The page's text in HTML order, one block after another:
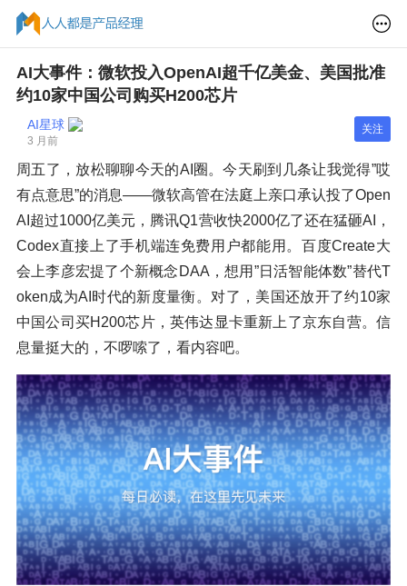
AI大事件：微软投入OpenAI超千亿美金、美国批准
约10家中国公司购买H200芯片
AI星球
3 月前
关注
周五了，放松聊聊今天的AI圈。今天刷到几条让我觉得”哎
有点意思”的消息——微软高管在法庭上亲口承认投了Open
AI超过1000亿美元，腾讯Q1营收快2000亿了还在猛砸AI，
Codex直接上了手机端连免费用户都能用。百度Create大
会上李彦宏提了个新概念DAA，想用”日活智能体数”替代T
oken成为AI时代的新度量衡。对了，美国还放开了约10家
中国公司买H200芯片，英伟达显卡重新上了京东自营。信
息量挺大的，不啰嗦了，看内容吧。